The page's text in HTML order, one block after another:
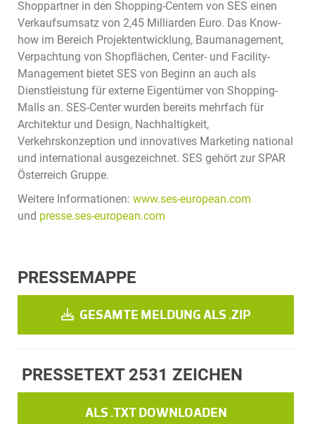
Shoppartner in den Shopping-Centern von SES einen
Verkaufsumsatz von 2,45 Milliarden Euro. Das Know-
how im Bereich Projektentwicklung, Baumanagement,
Verpachtung von Shopflächen, Center- und Facility-
Management bietet SES von Beginn an auch als
Dienstleistung für externe Eigentümer von Shopping-
Malls an. SES-Center wurden bereits mehrfach für
Architektur und Design, Nachhaltigkeit,
Verkehrskonzeption und innovatives Marketing national
und international ausgezeichnet. SES gehört zur SPAR
Österreich Gruppe.
Weitere Informationen: www.ses-european.com
und presse.ses-european.com
PRESSEMAPPE
GESAMTE MELDUNG ALS .ZIP
PRESSETEXT 2531 ZEICHEN
ALS .TXT DOWNLOADEN